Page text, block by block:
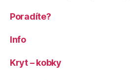
Poradíte?
Info
Kryt – kobky